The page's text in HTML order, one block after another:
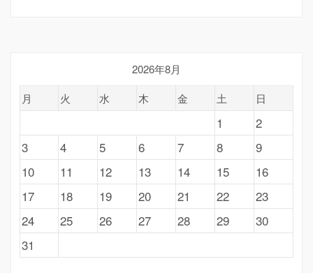
2026年8月
月
火 水 木 金 土 日
1
2
3
4 5 6 7 8
9
10
11 12 13 14 15
16
17
18 19 20 21 22
23
24
25 26 27 28 29
30
31